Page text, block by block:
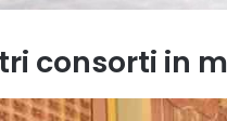
consorti in